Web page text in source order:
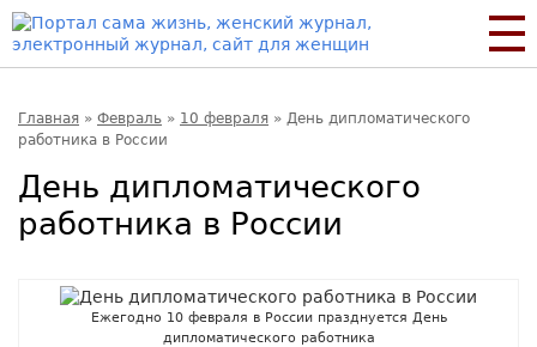
Главная » Февраль » 10 февраля » День дипломатического
работника в России
День дипломатического
работника в России
Ежегодно 10 февраля в России празднуется День
дипломатического работника